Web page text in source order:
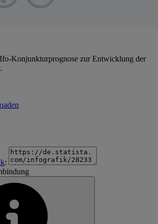
Konjunkturprognose zur Entwicklung der
: